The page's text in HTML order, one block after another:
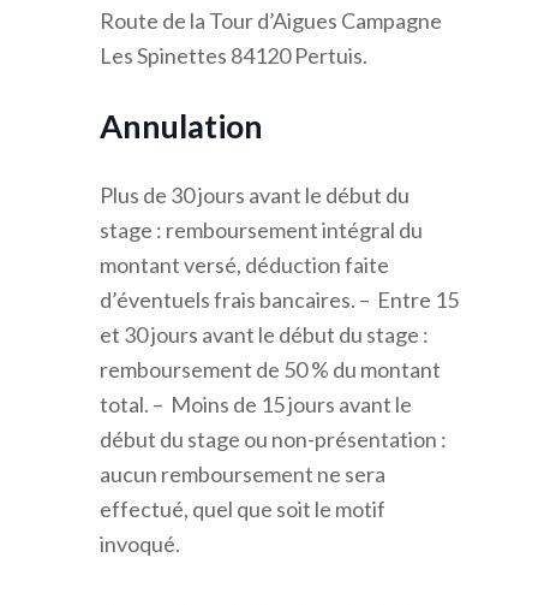
Route de la Tour d’Aigues Campagne
Les Spinettes 84120 Pertuis.
Annulation
Plus de 30 jours avant le début du
stage : remboursement intégral du
montant versé, déduction faite
d’éventuels frais bancaires. – Entre 15
et 30 jours avant le début du stage :
remboursement de 50 % du montant
total. – Moins de 15 jours avant le
début du stage ou non-présentation :
aucun remboursement ne sera
effectué, quel que soit le motif
invoqué.